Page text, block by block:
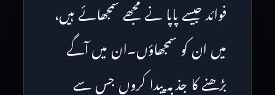
فوائد جیسے پاپا نے مجھے سمجھائے ہیں،
میں ان کو سمجھاؤں۔ان میں آگے
بڑھنے کا جذبہ پیدا کروں جس سے